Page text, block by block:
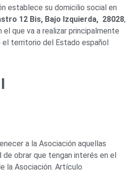
establece su domicilio social en
12 Bis, Bajo Izquierda, 28028,
que va a realizar principalmente
territorio del Estado español
a la Asociación aquellas
de obrar que tengan interés en el
la Asociación. Artículo